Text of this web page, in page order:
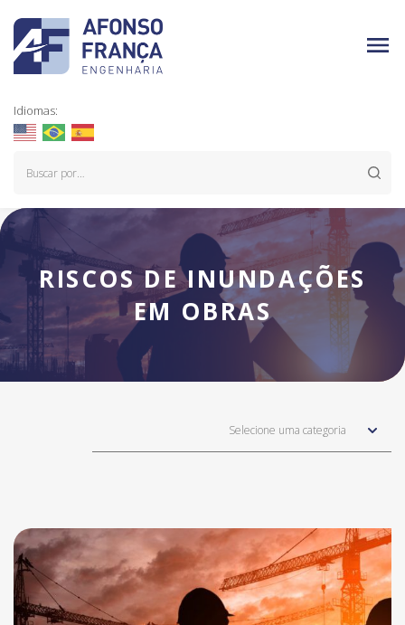
Idiomas:
RISCOS DE INUNDAÇÕES
EM OBRAS
Selecione uma categoria